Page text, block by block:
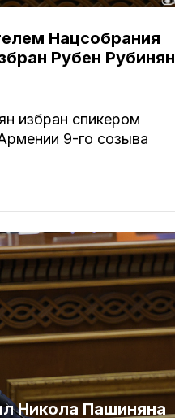
Нацсобрания
Рубен Рубинян
избран спикером
9-го созыва
Никола Пашиняна